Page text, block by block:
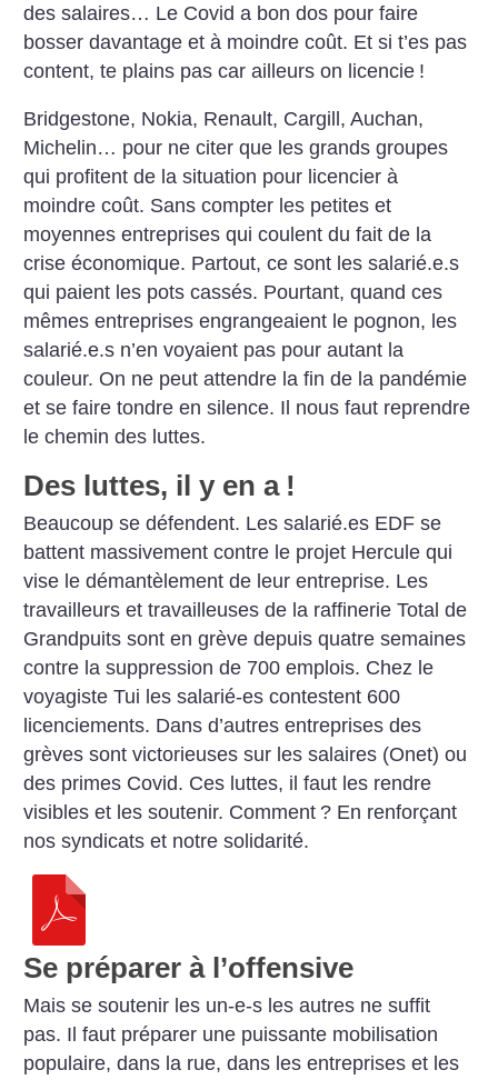
des salaires… Le Covid a bon dos pour faire
bosser davantage et à moindre coût. Et si t’es pas
content, te plains pas car ailleurs on licencie !
Bridgestone, Nokia, Renault, Cargill, Auchan,
Michelin… pour ne citer que les grands groupes
qui profitent de la situation pour licencier à
moindre coût. Sans compter les petites et
moyennes entreprises qui coulent du fait de la
crise économique. Partout, ce sont les salarié.e.s
qui paient les pots cassés. Pourtant, quand ces
mêmes entreprises engrangeaient le pognon, les
salarié.e.s n’en voyaient pas pour autant la
couleur. On ne peut attendre la fin de la pandémie
et se faire tondre en silence. Il nous faut reprendre
le chemin des luttes.
Des luttes, il y en a !
Beaucoup se défendent. Les salarié.es EDF se
battent massivement contre le projet Hercule qui
vise le démantèlement de leur entreprise. Les
travailleurs et travailleuses de la raffinerie Total de
Grandpuits sont en grève depuis quatre semaines
contre la suppression de 700 emplois. Chez le
voyagiste Tui les salarié-es contestent 600
licenciements. Dans d’autres entreprises des
grèves sont victorieuses sur les salaires (Onet) ou
des primes Covid. Ces luttes, il faut les rendre
visibles et les soutenir. Comment ? En renforçant
nos syndicats et notre solidarité.
Se préparer à l’offensive
Mais se soutenir les un-e-s les autres ne suffit
pas. Il faut préparer une puissante mobilisation
populaire, dans la rue, dans les entreprises et les